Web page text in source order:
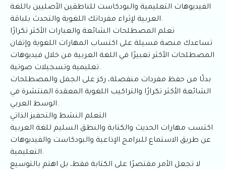
الفيديوهات التعليمية والبودكاست للناطقين الأصليين باللغة
العربية لإثراء مفرداتك اللغوية والتحدث بلباقة.
تساعدك منصة فسيلة على اكتساب المهارات اللغوية وإتقان
المصطلحات الأكثر تعبيرًا في اللغة العربية من خلال فيديوهات
تعليمية وتسجيلات صوتية.
بدلًا من حفظ مفردات منفصلة، ركز على الجمل والمصطلحات
الشائعة الأكثر تكرارًا والتراكيب اللغوية المعقدة المنتشرة في
الوسط العربي.
التعلم النشط والتحفيز الذاتي
اكتسب مهارات الحديث والكتابة والنطق السليم للغة العربية
عن طريق الاستماع للبرامج الإذاعية والبودكاست والفيديوهات
التعليمية.
لا تجعل الأمر مقتصرًا على الكتابة فقط، بل اهتم بالتوسيع